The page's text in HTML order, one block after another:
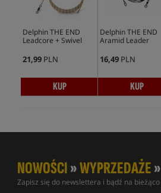
Delphin THE END
Leadcore + Swivel
21,99 PLN
KUP
Delphin THE END
Aramid Leader
16,49 PLN
KUP
NOWOŚCI»WYPRZEDAŻE»
Zapisz się do newslettera i bądź na bieżąco